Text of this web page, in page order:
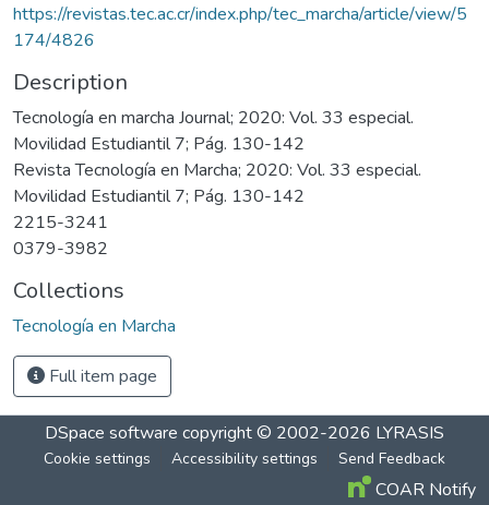
https://revistas.tec.ac.cr/index.php/tec_marcha/article/view/5
174/4826
Description
Tecnología en marcha Journal; 2020: Vol. 33 especial.
Movilidad Estudiantil 7; Pág. 130-142
Revista Tecnología en Marcha; 2020: Vol. 33 especial.
Movilidad Estudiantil 7; Pág. 130-142
2215-3241
0379-3982
Collections
Tecnología en Marcha
Full item page
DSpace software copyright © 2002-2026 LYRASIS
Cookie settings Accessibility settings Send Feedback
COAR Notify